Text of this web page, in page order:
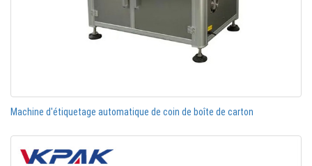
Machine d'étiquetage automatique de coin de boîte de carton